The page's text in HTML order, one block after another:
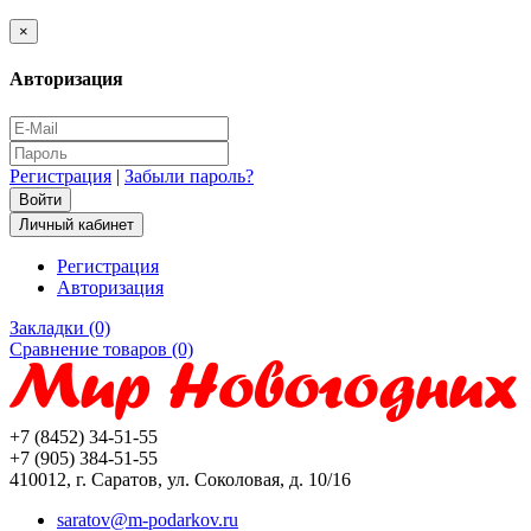
×
Авторизация
Регистрация | Забыли пароль?
Личный кабинет
Регистрация
Авторизация
Закладки (0)
Сравнение товаров (0)
+7 (8452) 34-51-55
+7 (905) 384-51-55
410012, г. Саратов, ул. Соколовая, д. 10/16
saratov@m-podarkov.ru